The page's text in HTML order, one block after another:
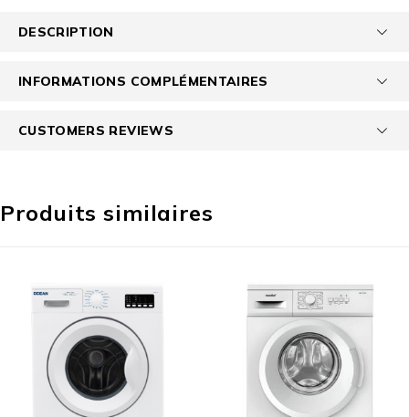
DESCRIPTION
INFORMATIONS COMPLÉMENTAIRES
CUSTOMERS REVIEWS
Produits similaires